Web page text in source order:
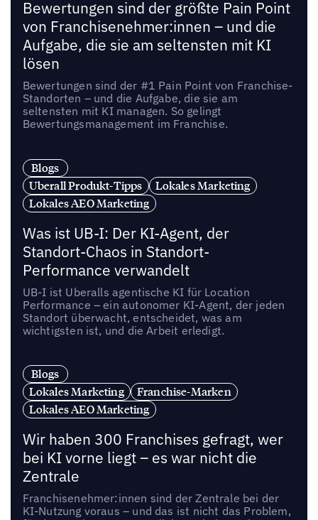
Bewertungen sind der größte Pain Point
von Franchisenehmer:innen – und die
Aufgabe, die sie am seltensten mit KI
lösen
Bewertungen sind der #1 Pain Point von Franchise-
Standorten – und die Aufgabe, die sie am
seltensten mit KI managen. So gelingt
Bewertungsmanagement im Franchise.
Blogs
Uberall Produkt-Tipps
Lokales Marketing
Lokales AEO Marketing
Was ist UB-I: Der KI-Agent, der
Standort-Chaos in Standort-
Performance verwandelt
UB-I ist Uberalls agentische KI für Location
Performance – ein autonomer KI-Agent, der jeden
Standort überwacht, entscheidet, was am
wichtigsten ist, und die Arbeit erledigt.
Blogs
Lokales Marketing
Franchise-Marken
Lokales AEO Marketing
Wir haben 300 Franchises gefragt, wer
bei KI vorne liegt – es war nicht die
Zentrale
Franchisenehmer:innen sind der Zentrale bei der
KI-Nutzung voraus – und das ist nicht das Problem,